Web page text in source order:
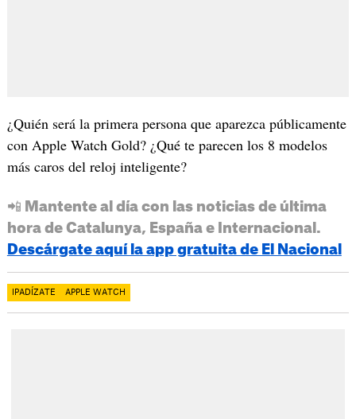
¿Quién será la primera persona que aparezca públicamente
con Apple Watch Gold? ¿Qué te parecen los 8 modelos
más caros del reloj inteligente?
📲 Mantente al día con las noticias de última
hora de Catalunya, España e Internacional.
Descárgate aquí la app gratuita de El Nacional
IPADÍZATE APPLE WATCH